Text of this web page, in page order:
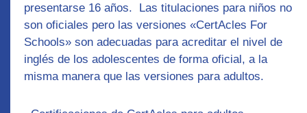
presentarse 16 años. Las titulaciones para niños no
son oficiales pero las versiones «CertAcles For
Schools» son adecuadas para acreditar el nivel de
inglés de los adolescentes de forma oficial, a la
misma manera que las versiones para adultos.